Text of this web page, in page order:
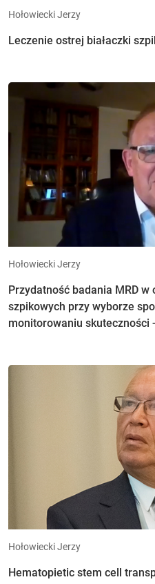
Hołowiecki Jerzy
Leczenie ostrej białaczki
Hołowiecki Jerzy
Przydatność badania MRD w
szpikowych przy wyborze
monitorowaniu skuteczności
Hołowiecki Jerzy
Hematopietic stem cell